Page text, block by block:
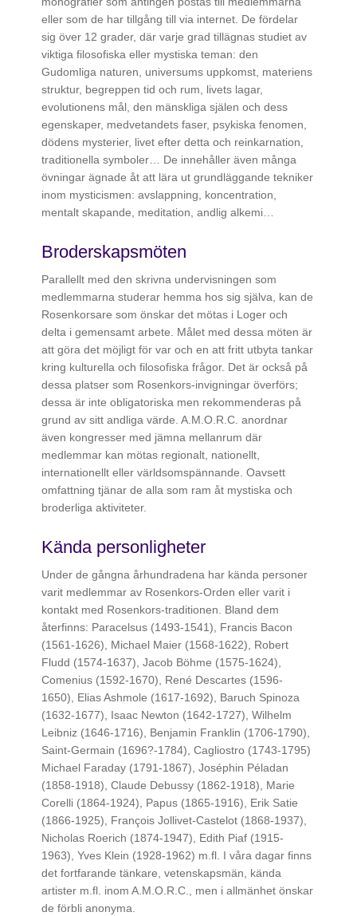
eller som de har tillgång till via internet. De fördelar
sig över 12 grader, där varje grad tillägnas studiet av
viktiga filosofiska eller mystiska teman: den
Gudomliga naturen, universums uppkomst, materiens
struktur, begreppen tid och rum, livets lagar,
evolutionens mål, den mänskliga själen och dess
egenskaper, medvetandets faser, psykiska fenomen,
dödens mysterier, livet efter detta och reinkarnation,
traditionella symboler… De innehåller även många
övningar ägnade åt att lära ut grundläggande tekniker
inom mysticismen: avslappning, koncentration,
mentalt skapande, meditation, andlig alkemi…
Broderskapsmöten
Parallellt med den skrivna undervisningen som
medlemmarna studerar hemma hos sig själva, kan de
Rosenkorsare som önskar det mötas i Loger och
delta i gemensamt arbete. Målet med dessa möten är
att göra det möjligt för var och en att fritt utbyta tankar
kring kulturella och filosofiska frågor. Det är också på
dessa platser som Rosenkors-invigningar överförs;
dessa är inte obligatoriska men rekommenderas på
grund av sitt andliga värde. A.M.O.R.C. anordnar
även kongresser med jämna mellanrum där
medlemmar kan mötas regionalt, nationellt,
internationellt eller världsomspännande. Oavsett
omfattning tjänar de alla som ram åt mystiska och
broderliga aktiviteter.
Kända personligheter
Under de gångna århundradena har kända personer
varit medlemmar av Rosenkors-Orden eller varit i
kontakt med Rosenkors-traditionen. Bland dem
återfinns: Paracelsus (1493-1541), Francis Bacon
(1561-1626), Michael Maier (1568-1622), Robert
Fludd (1574-1637), Jacob Böhme (1575-1624),
Comenius (1592-1670), René Descartes (1596-
1650), Elias Ashmole (1617-1692), Baruch Spinoza
(1632-1677), Isaac Newton (1642-1727), Wilhelm
Leibniz (1646-1716), Benjamin Franklin (1706-1790),
Saint-Germain (1696?-1784), Cagliostro (1743-1795)
Michael Faraday (1791-1867), Joséphin Péladan
(1858-1918), Claude Debussy (1862-1918), Marie
Corelli (1864-1924), Papus (1865-1916), Erik Satie
(1866-1925), François Jollivet-Castelot (1868-1937),
Nicholas Roerich (1874-1947), Edith Piaf (1915-
1963), Yves Klein (1928-1962) m.fl. I våra dagar finns
det fortfarande tänkare, vetenskapsmän, kända
artister m.fl. inom A.M.O.R.C., men i allmänhet önskar
de förbli anonyma.